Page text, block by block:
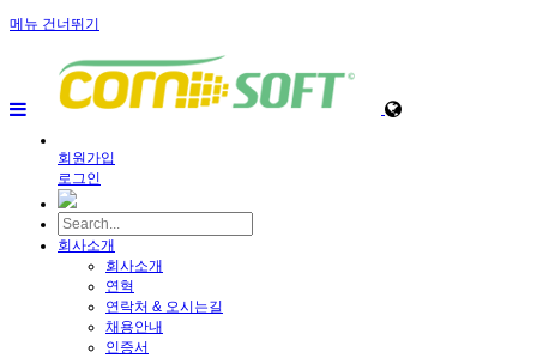
메뉴 건너뛰기
회원가입
로그인
회사소개
회사소개
연혁
연락처 & 오시는길
채용안내
인증서